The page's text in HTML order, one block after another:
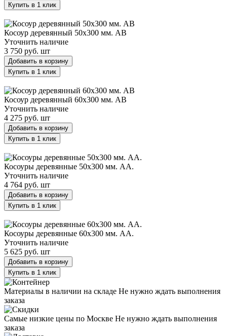
Купить в 1 клик
Косоур деревянный 50х300 мм. AB
Уточнить наличие
3 750 руб. шт
Добавить в корзину
Купить в 1 клик
Косоур деревянный 60х300 мм. AB
Уточнить наличие
4 275 руб. шт
Добавить в корзину
Купить в 1 клик
Косоуры деревянные 50х300 мм. AA.
Уточнить наличие
4 764 руб. шт
Добавить в корзину
Купить в 1 клик
Косоуры деревянные 60х300 мм. AA.
Уточнить наличие
5 625 руб. шт
Добавить в корзину
Купить в 1 клик
Материалы в наличии на складе Не нужно ждать выполнения
заказа
Самые низкие цены по Москве Не нужно ждать выполнения
заказа